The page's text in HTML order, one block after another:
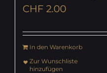
CHF 2.00
In den Warenkorb
Zur Wunschliste
hinzufügen